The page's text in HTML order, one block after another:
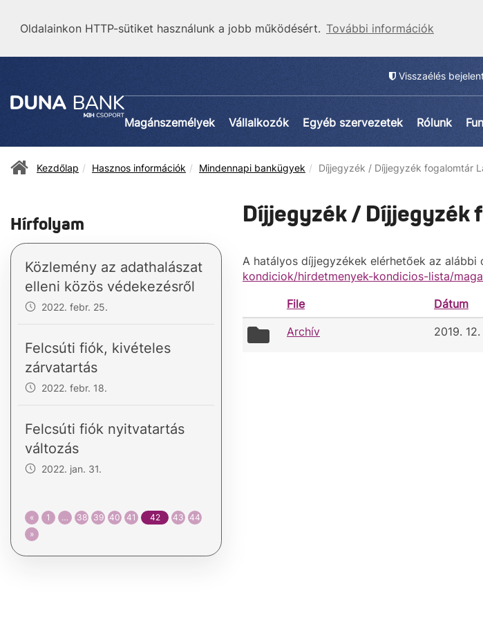
Oldalainkon HTTP-sütiket használunk a jobb működésért. További információk
Visszaélés
Magánszemélyek Vállalkozók Egyéb szervezetek Rólunk
Kezdőlap Hasznos információk Mindennapi bankügyek Díjjegyzék / Díjjegyzék fogalomtár
Díjjegyzék / Díjjegyzék
A hatályos díjjegyzékek elérhetőek az alábbi
kondiciok/hirdetmenyek-kondicios-lista/
File
Dátum
folder
Archív 2019. 12.
Hírfolyam
Közlemény az adathalászat
elleni közös védekezésről
2022. febr. 25.
Felcsúti fiók, kivételes
zárvatartás
2022. febr. 18.
Felcsúti fiók nyitvatartás
változás
2022. jan. 31.
« 1 … 38 39 40 41 42 43 44
»